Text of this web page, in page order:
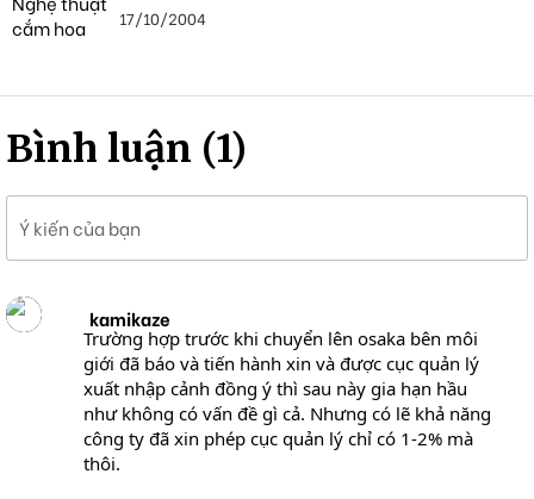
17/10/2004
Bình luận (1)
Ý kiến của bạn
kamikaze
Trường hợp trước khi chuyển lên osaka bên môi
giới đã báo và tiến hành xin và được cục quản lý
xuất nhập cảnh đồng ý thì sau này gia hạn hầu
như không có vấn đề gì cả. Nhưng có lẽ khả năng
công ty đã xin phép cục quản lý chỉ có 1-2% mà
thôi.